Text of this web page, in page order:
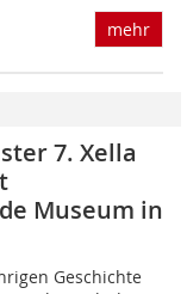
mehr
7. Xella
Museum in
Geschichte